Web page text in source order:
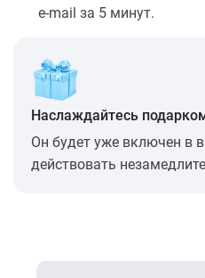
e-mail за 5 минут.
Наслаждайтесь
Он будет уже включен в
действовать